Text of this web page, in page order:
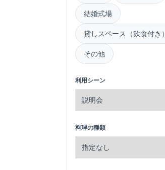
結婚式場
貸しスペース（飲食付き）
その他
利用シーン
料理の種類